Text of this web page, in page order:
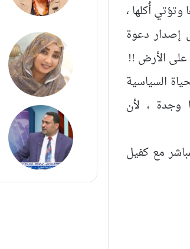
أُكلها ،
إصدار دعوة
الأرض !!
السياسية
وجدة ، لأن
مع كفيل